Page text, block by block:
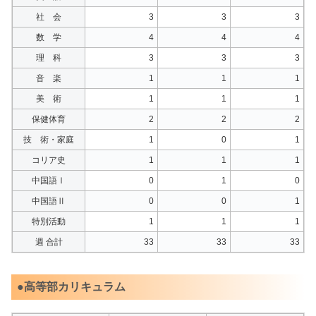
社 会 3 3 3
数 学 4 4 4
理 科 3 3 3
音 楽 1 1 1
美 術 1 1 1
保健体育 2 2 2
技 術・家庭 1 0 1
コリア史 1 1 1
中国語Ⅰ 0 1 0
中国語Ⅱ 0 0 1
特別活動 1 1 1
週 合計 33 33 33
●高等部カリキュラム